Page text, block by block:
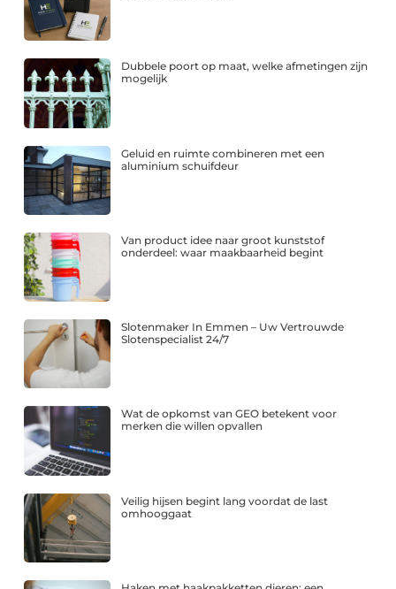
Dubbele poort op maat, welke afmetingen zijn
mogelijk
Geluid en ruimte combineren met een
aluminium schuifdeur
Van product idee naar groot kunststof
onderdeel: waar maakbaarheid begint
Slotenmaker In Emmen – Uw Vertrouwde
Slotenspecialist 24/7
Wat de opkomst van GEO betekent voor
merken die willen opvallen
Veilig hijsen begint lang voordat de last
omhooggaat